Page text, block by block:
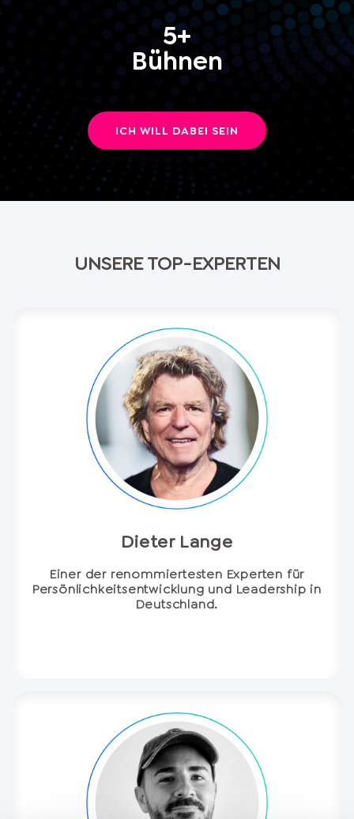
5+
Bühnen
ICH WILL DABEI SEIN
UNSERE TOP-EXPERTEN
Dieter Lange
Einer der renommiertesten Experten für
Persönlichkeitsentwicklung und Leadership in
Deutschland.